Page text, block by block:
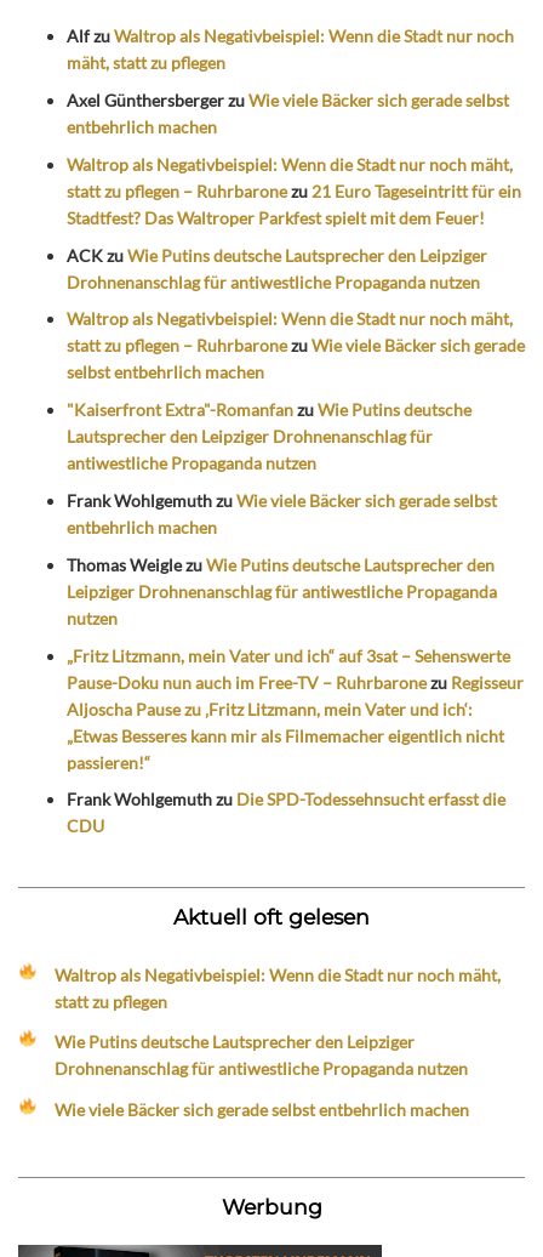
AlfzuWaltrop als Negativbeispiel: Wenn die Stadt nur noch
mäht, statt zu pflegen
Axel GünthersbergerzuWie viele Bäcker sich gerade selbst
entbehrlich machen
Waltrop als Negativbeispiel: Wenn die Stadt nur noch mäht,
statt zu pflegen – Ruhrbaronezu 21 Euro Tageseintritt für ein
Stadtfest? Das Waltroper Parkfest spielt mit dem Feuer!
ACKzuWie Putins deutsche Lautsprecher den Leipziger
Drohnenanschlag für antiwestliche Propaganda nutzen
Waltrop als Negativbeispiel: Wenn die Stadt nur noch mäht,
statt zu pflegen – RuhrbaronezuWie viele Bäcker sich gerade
selbst entbehrlich machen
"Kaiserfront Extra"-RomanfanzuWie Putins deutsche
Lautsprecher den Leipziger Drohnenanschlag für
antiwestliche Propaganda nutzen
Frank WohlgemuthzuWie viele Bäcker sich gerade selbst
entbehrlich machen
Thomas WeiglezuWie Putins deutsche Lautsprecher den
Leipziger Drohnenanschlag für antiwestliche Propaganda
nutzen
„Fritz Litzmann, mein Vater und ich“ auf 3sat – Sehenswerte
Pause-Doku nun auch im Free-TV – Ruhrbaronezu Regisseur
Aljoscha Pause zu ‚Fritz Litzmann, mein Vater und ich‘:
„Etwas Besseres kann mir als Filmemacher eigentlich nicht
passieren!“
Frank Wohlgemuthzu Die SPD-Todessehnsucht erfasst die
CDU
Aktuell oft gelesen
Waltrop als Negativbeispiel: Wenn die Stadt nur noch mäht,
statt zu pflegen
Wie Putins deutsche Lautsprecher den Leipziger
Drohnenanschlag für antiwestliche Propaganda nutzen
Wie viele Bäcker sich gerade selbst entbehrlich machen
Werbung